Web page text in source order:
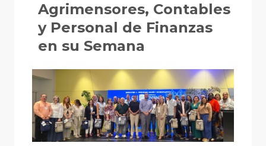
Agrimensores, Contables
y Personal de Finanzas
en su Semana